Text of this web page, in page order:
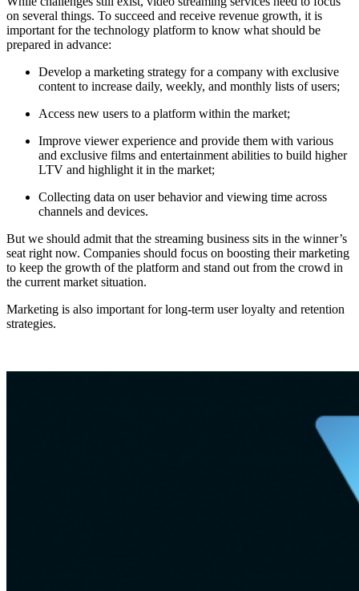
on several things. To succeed and receive revenue growth, it is
important for the technology platform to know what should be
prepared in advance:
Develop a marketing strategy for a company with exclusive
content to increase daily, weekly, and monthly lists of users;
Access new users to a platform within the market;
Improve viewer experience and provide them with various
and exclusive films and entertainment abilities to build higher
LTV and highlight it in the market;
Collecting data on user behavior and viewing time across
channels and devices.
But we should admit that the streaming business sits in the winner’s
seat right now. Companies should focus on boosting their marketing
to keep the growth of the platform and stand out from the crowd in
the current market situation.
Marketing is also important for long-term user loyalty and retention
strategies.